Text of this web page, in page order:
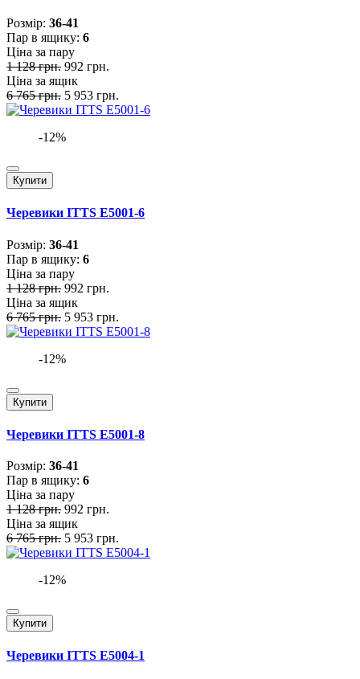
Розмiр: 36-41
Пар в ящику: 6
Ціна за пару
1 128 грн. 992 грн.
Ціна за ящик
6 765 грн. 5 953 грн.
-12%
Купити
Черевики ITTS E5001-6
Розмiр: 36-41
Пар в ящику: 6
Ціна за пару
1 128 грн. 992 грн.
Ціна за ящик
6 765 грн. 5 953 грн.
-12%
Купити
Черевики ITTS E5001-8
Розмiр: 36-41
Пар в ящику: 6
Ціна за пару
1 128 грн. 992 грн.
Ціна за ящик
6 765 грн. 5 953 грн.
-12%
Купити
Черевики ITTS E5004-1